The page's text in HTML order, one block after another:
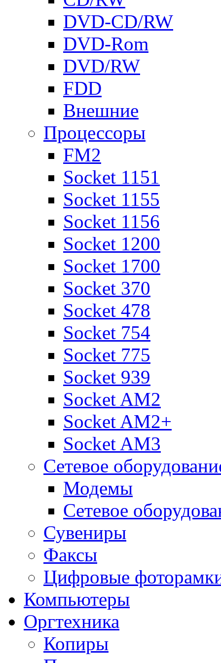
DVD-CD/RW
DVD-Rom
DVD/RW
FDD
Внешние
Процессоры
FM2
Socket 1151
Socket 1155
Socket 1156
Socket 1200
Socket 1700
Socket 370
Socket 478
Socket 754
Socket 775
Socket 939
Socket AM2
Socket AM2+
Socket AM3
Сетевое
Модемы
Сетевое
Сувениры
Факсы
Цифровые
Компьютеры
Оргтехника
Копиры